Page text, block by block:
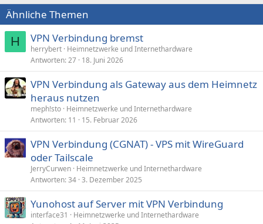
i
o
n
e
n
:
Ähnliche Themen
H VPN Verbindung bremst
herrybert Heimnetzwerke und Internethardware
Antworten 27 18. Juni 2026
VPN Verbindung als Gateway aus dem Heimnetz
heraus nutzen
meph!sto Heimnetzwerke und Internethardware
Antworten 11 15. Februar 2026
VPN Verbindung (CGNAT) - VPS mit WireGuard
oder Tailscale
JerryCurwen Heimnetzwerke und Internethardware
Antworten 34 3. Dezember 2025
Yunohost auf Server mit VPN Verbindung
interface31
Heimnetzwerke und Internethardware